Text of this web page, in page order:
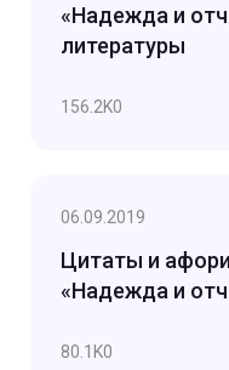
«Надежда и
литературы
156.2K0
06.09.2019
Цитаты и
«Надежда и
80.1K0